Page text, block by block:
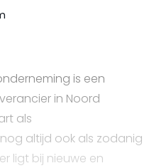
is een
in Noord
als
altijd ook als zodanig
ligt bij nieuwe en